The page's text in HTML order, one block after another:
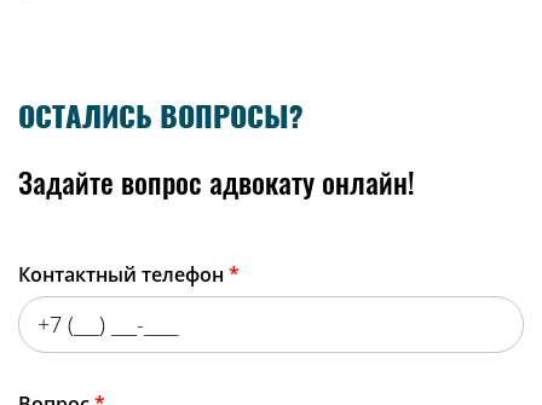
ОСТАЛИСЬ ВОПРОСЫ?
Задайте вопрос адвокату онлайн!
Контактный телефон *